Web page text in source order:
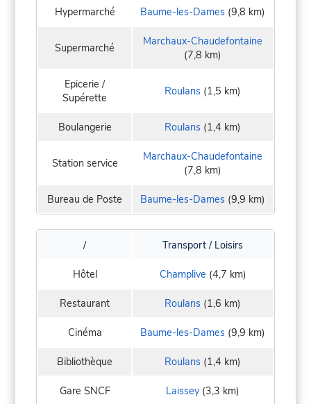
Hypermarché Baume-les-Dames (9,8 km)
Supermarché
Marchaux-Chaudefontaine
(7,8 km)
Epicerie /
Supérette
Roulans (1,5 km)
Boulangerie Roulans (1,4 km)
Station service
Marchaux-Chaudefontaine
(7,8 km)
Bureau de Poste Baume-les-Dames (9,9 km)
/ Transport / Loisirs
Hôtel Champlive (4,7 km)
Restaurant Roulans (1,6 km)
Cinéma Baume-les-Dames (9,9 km)
Bibliothèque Roulans (1,4 km)
Gare SNCF Laissey (3,3 km)